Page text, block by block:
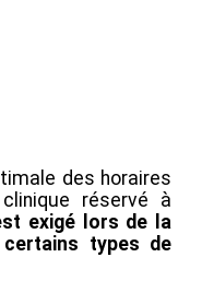
des horaires
réservé à
exigé lors de la
types de